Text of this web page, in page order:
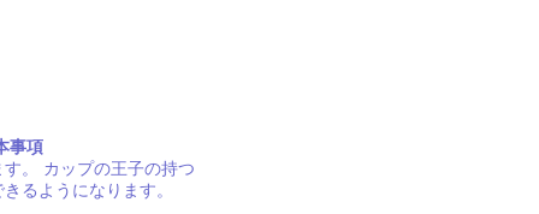
事項
。 カップの王子の持つ
るようになります。